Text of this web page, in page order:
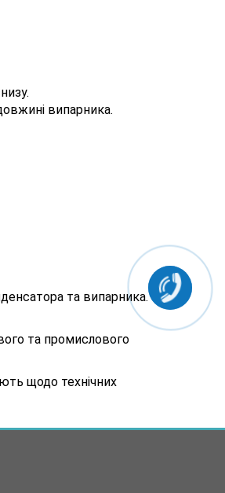
випарника.
та випарника.
та промислового
щодо технічних